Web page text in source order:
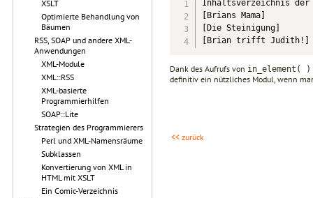
XSLT
Optimierte Behandlung von
Bäumen
RSS, SOAP und andere XML-
Anwendungen
XML-Module
XML::RSS
XML-basierte
Programmierhilfen
SOAP::Lite
Strategien des Programmierers
Perl und XML-Namensräume
Subklassen
Konvertierung von XML in
HTML mit XSLT
Ein Comic-Verzeichnis
Inhaltsverzeichnis
[Brians Mama]
[Die Steinigung]
[Brian trifft Judith!]
Dank des Aufrufs von in_element( )
definitiv ein nützliches Modul, wenn
<< zurück